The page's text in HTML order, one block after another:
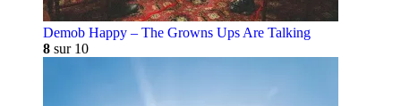
Demob Happy – The Growns Ups Are Talking
8 sur 10